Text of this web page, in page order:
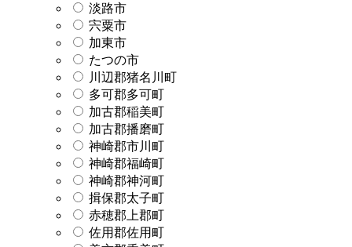
淡路市
宍粟市
加東市
たつの市
川辺郡猪名川町
多可郡多可町
加古郡稲美町
加古郡播磨町
神崎郡市川町
神崎郡福崎町
神崎郡神河町
揖保郡太子町
赤穂郡上郡町
佐用郡佐用町